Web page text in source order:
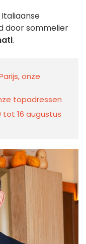
door sommelier
.
onze
topadressen
tot 16 augustus